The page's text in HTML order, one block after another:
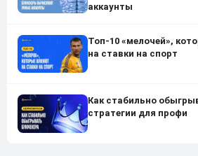
аккаунты
Топ-10 «мелочей»,
на ставки на спорт
Как стабильно
стратегии для профи